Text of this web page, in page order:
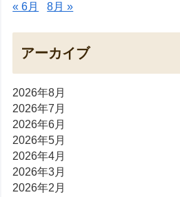
« 6月 8月 »
アーカイブ
2026年8月
2026年7月
2026年6月
2026年5月
2026年4月
2026年3月
2026年2月